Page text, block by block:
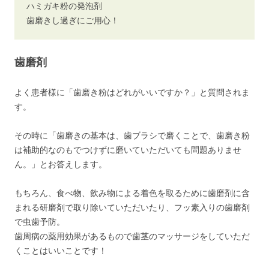
ハミガキ粉の発泡剤
歯磨きし過ぎにご用心！
歯磨剤
よく患者様に「歯磨き粉はどれがいいですか？」と質問されま
す。
その時に「歯磨きの基本は、歯ブラシで磨くことで、歯磨き粉
は補助的なのもでつけずに磨いていただいても問題ありませ
ん。」とお答えします。
もちろん、食べ物、飲み物による着色を取るために歯磨剤に含
まれる研磨剤で取り除いていただいたり、フッ素入りの歯磨剤
で虫歯予防。
歯周病の薬用効果があるもので歯茎のマッサージをしていただ
くことはいいことです！